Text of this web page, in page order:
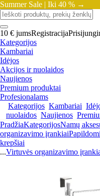
Summer Sale | Iki 40 % →
10 € jumsRegistracija
Kategorijos
Kambariai
Idėjos
Akcijos ir nuolaidos
Naujienos
Premium produktai
Profesionalams
Kategorijos Kambariai
nuolaidos Naujienos
PradžiaKategorijosNamų
organizavimo įrankiai
krepšiai
...Virtuvės organizavimo